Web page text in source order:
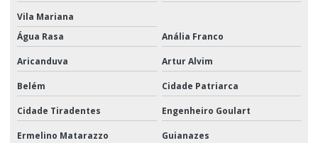
Transporte logístico para ações promocionais
Transporte de material promocional
Transporte de material promocional em sp
Transporte e movimentação de materiais
Transporte promocional
Vila Mariana
Água Rasa
Anália Franco
Aricanduva Artur Alvim
Belém Cidade Patriarca
Cidade Tiradentes Engenheiro Goulart
Ermelino Matarazzo Guianazes